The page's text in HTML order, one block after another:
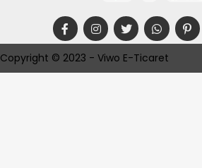
Copyright © 2023 - Viwo E-Ticaret